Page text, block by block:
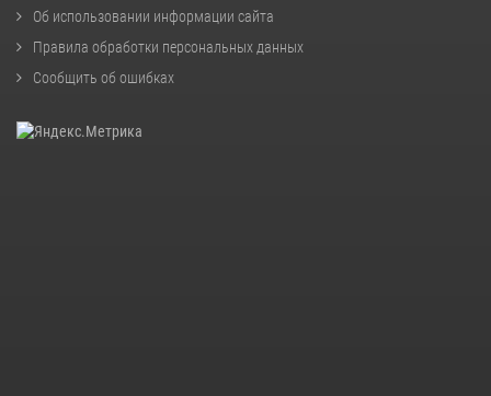
Об использовании информации сайта
Правила обработки персональных данных
Сообщить об ошибках